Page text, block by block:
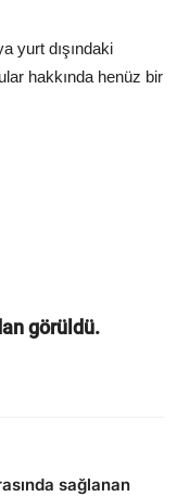
yurt dışındaki
hakkında henüz bir
görüldü.
sağlanan